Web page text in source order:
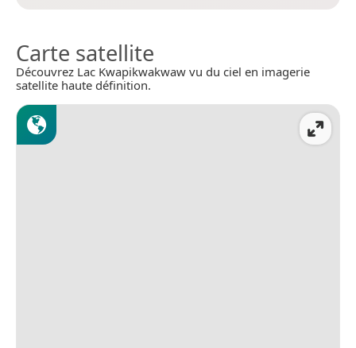
Carte satellite
Découvrez Lac Kwapikwakwaw vu du ciel en imagerie
satellite haute définition.